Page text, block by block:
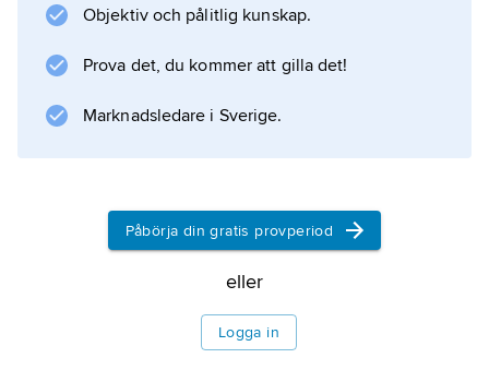
psykologiska jagbegreppet ur tre olika
Filosofi
Psykoanalys
Litteraturanvisning
Objektiv och pålitlig kunskap.
Prova det, du kommer att gilla det!
Marknadsledare i Sverige.
Påbörja din gratis provperiod
eller
Logga in